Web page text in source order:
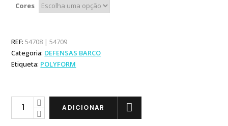
Cores
REF:54708 | 54709
Categoria: DEFENSAS BARCO
Etiqueta: POLYFORM
Polyform
ADICIONAR